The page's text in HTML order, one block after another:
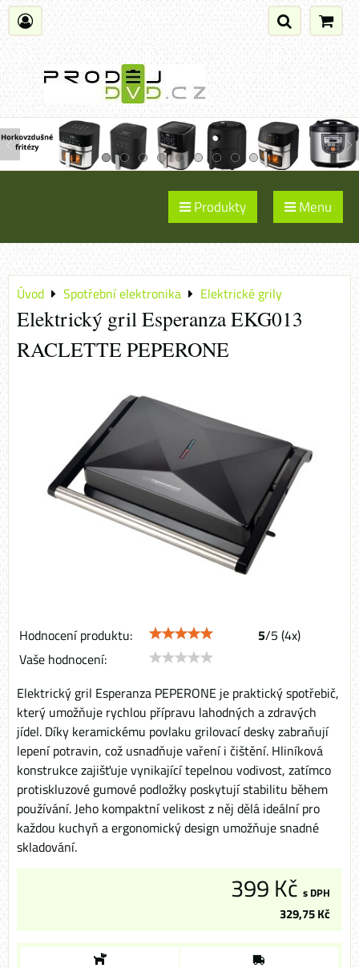
Produkty Menu
Úvod Spotřební elektronika Elektrické grily
Elektrický gril Esperanza EKG013
RACLETTE PEPERONE
Hodnocení produktu: 5/5 (4x)
Vaše hodnocení:
Elektrický gril Esperanza PEPERONE je praktický spotřebič,
který umožňuje rychlou přípravu lahodných a zdravých
jídel. Díky keramickému povlaku grilovací desky zabraňují
lepení potravin, což usnadňuje vaření i čištění. Hliníková
konstrukce zajišťuje vynikající tepelnou vodivost, zatímco
protiskluzové gumové podložky poskytují stabilitu během
používání. Jeho kompaktní velikost z něj dělá ideální pro
každou kuchyň a ergonomický design umožňuje snadné
skladování.
399 Kč s DPH
329,75 Kč